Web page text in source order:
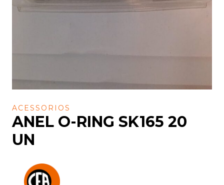
ACESSORIOS
ANEL O-RING SK165 20
UN